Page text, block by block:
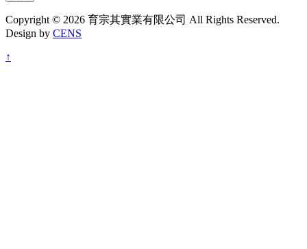
Copyright © 2026 育宗其實業有限公司 All Rights Reserved.
Design by CENS
↑